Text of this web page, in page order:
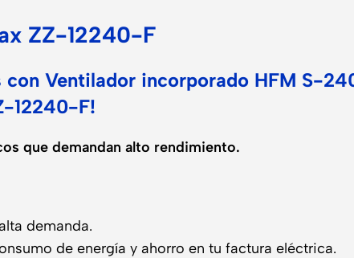
ZZ-12240-F
Ventilador incorporado HFM S-
12240-F!
que demandan alto rendimiento.
demanda.
de energía y ahorro en tu factura eléctrica.